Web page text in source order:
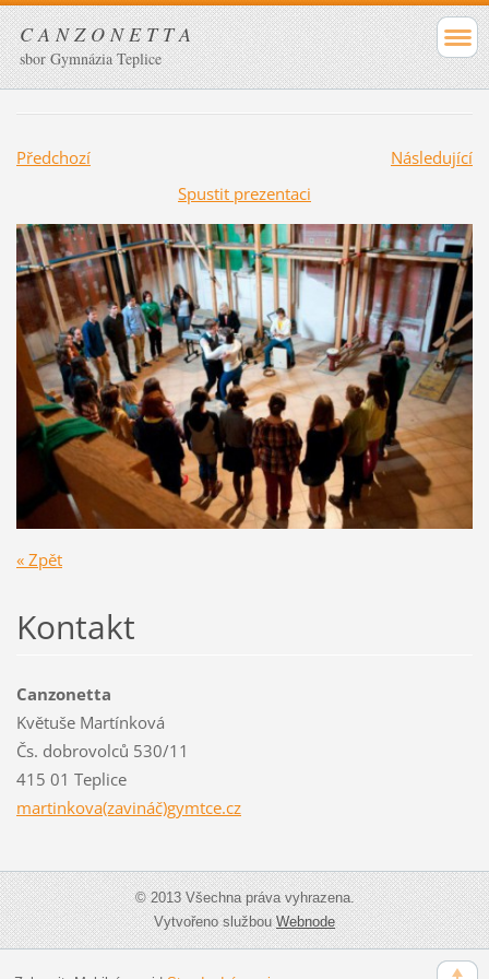
C A N Z O N E T T A
sbor Gymnázia Teplice
Předchozí
Následující
Spustit prezentaci
« Zpět
Kontakt
Canzonetta
Květuše Martínková
Čs. dobrovolců 530/11
415 01 Teplice
martinkova(zavináč)gymtce.cz
© 2013 Všechna práva vyhrazena.
Vytvořeno službouWebnode